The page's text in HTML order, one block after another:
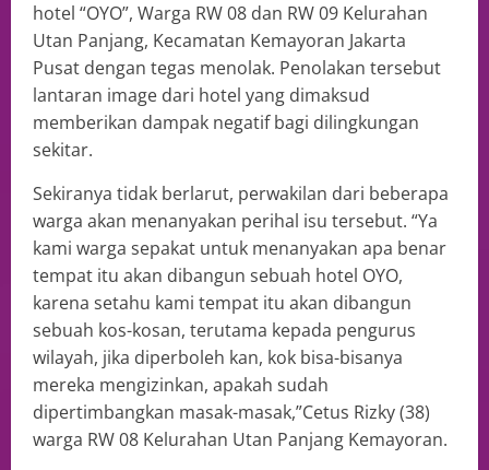
hotel “OYO”, Warga RW 08 dan RW 09 Kelurahan
Utan Panjang, Kecamatan Kemayoran Jakarta
Pusat dengan tegas menolak. Penolakan tersebut
lantaran image dari hotel yang dimaksud
memberikan dampak negatif bagi dilingkungan
sekitar.
Sekiranya tidak berlarut, perwakilan dari beberapa
warga akan menanyakan perihal isu tersebut. “Ya
kami warga sepakat untuk menanyakan apa benar
tempat itu akan dibangun sebuah hotel OYO,
karena setahu kami tempat itu akan dibangun
sebuah kos-kosan, terutama kepada pengurus
wilayah, jika diperboleh kan, kok bisa-bisanya
mereka mengizinkan, apakah sudah
dipertimbangkan masak-masak,”Cetus Rizky (38)
warga RW 08 Kelurahan Utan Panjang Kemayoran.